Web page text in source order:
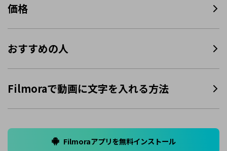
価格
おすすめの人
Filmoraで動画に文字を入れる方法
Filmoraアプリを無料インストール